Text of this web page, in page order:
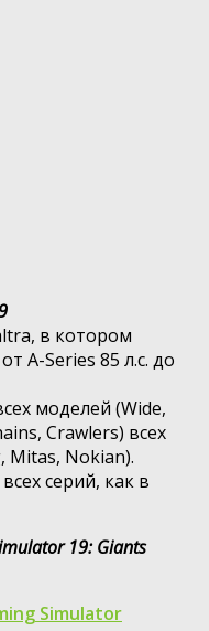
в котором
A-Series 85 л.с. до
моделей (Wide,
Crawlers) всех
Mitas, Nokian).
серий, как в
19: Giants
Simulator